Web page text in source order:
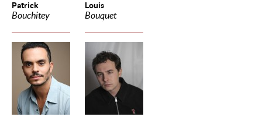
Patrick
Bouchitey
Louis
Bouquet